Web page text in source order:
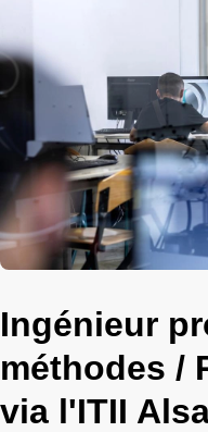
Ingénieur
méthodes /
via l'ITII